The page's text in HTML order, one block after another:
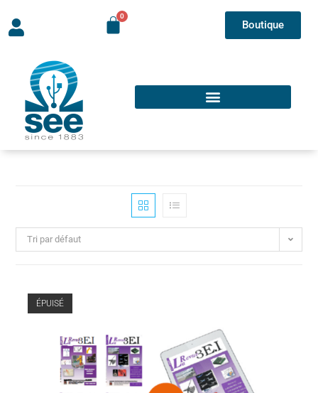
Boutique
Tri par défaut
ÉPUISÉ